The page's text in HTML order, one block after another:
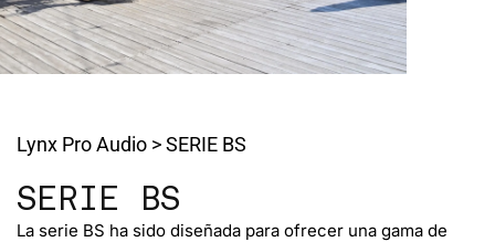
Lynx Pro Audio >SERIE BS
SERIE BS
La serie BS ha sido diseñada para ofrecer una gama de